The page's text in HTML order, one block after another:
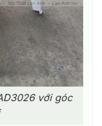
với góc